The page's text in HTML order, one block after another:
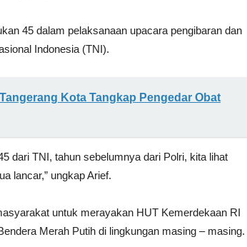
45 dalam pelaksanaan upacara pengibaran dan
Indonesia (TNI).
Kota Tangkap Pengedar Obat
dari TNI, tahun sebelumnya dari Polri, kita lihat
lancar,” ungkap Arief.
untuk merayakan HUT Kemerdekaan RI
Merah Putih di lingkungan masing – masing.